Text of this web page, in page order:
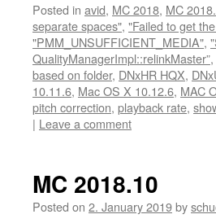
Posted in avid, MC 2018, MC
separate spaces", "Failed to get
"PMM_UNSUFFICIENT_MEDIA",
QualityManagerImpl::relinkMaster”,
based on folder, DNxHR HQX,
10.11.6, Mac OS X 10.12.6, MAC
pitch correction, playback rate,
| Leave a comment
MC 2018.10
Posted on 2. January 2019by